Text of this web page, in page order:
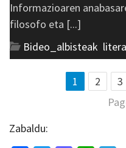
Informazioaren
filosofo eta [...]
Bideo_albisteak
1 2 3
Zabaldu: